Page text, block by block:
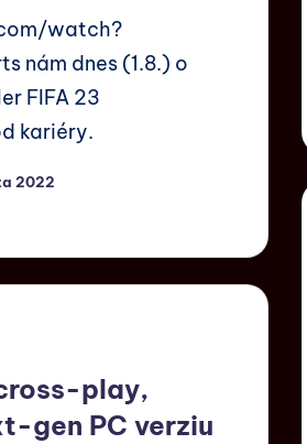
watch?
nám dnes (1.8.) o
FIFA 23
kariéry.
2022
play,
gen PC verziu